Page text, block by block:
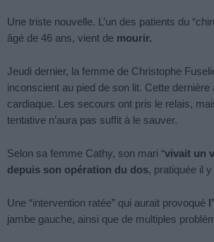
Une triste nouvelle. L’un des patients du
âgé de 46 ans, vient de mourir.
Jeudi dernier, la femme de Christophe
inconscient au pied de son lit. Cette
cardiaque. Les secours ont pris le relais,
tentative n’aura pas suffit à le sauver.
Selon sa femme Cathy, son mari “vivait un
depuis son opération du dos, pratiquée il
Une “intervention ratée” qui aurait provoqué
jambe gauche, ainsi que de multiples